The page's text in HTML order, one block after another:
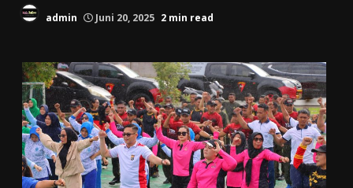
admin Juni 20, 2025 2 min read